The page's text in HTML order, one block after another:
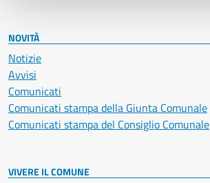
NOVITÀ
Notizie
Avvisi
Comunicati
Comunicati stampa della Giunta Comunale
Comunicati stampa del Consiglio Comunale
VIVERE IL COMUNE